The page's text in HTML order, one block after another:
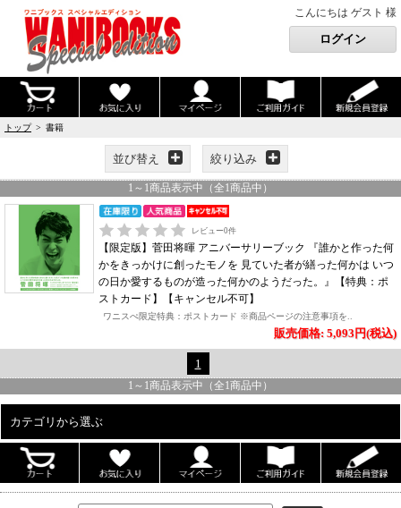
こんにちは ゲスト 様
トップ> 書籍
並び替え 絞り込み
1 ～ 1商品表示中（全1商品中）
レビュー0件
【限定版】菅田将暉 アニバーサリーブック 『誰かと作った何
かをきっかけに創ったモノを 見ていた者が繕った何かは いつ
の日か愛するものが造った何かのようだった。』【特典：ポ
ストカード】【キャンセル不可】
ワニスぺ限定特典：ポストカード ※商品ページの注意事項を..
販売価格: 5,093円(税込)
1
1 ～ 1商品表示中（全1商品中）
カテゴリから選ぶ
ALL
男性写真集